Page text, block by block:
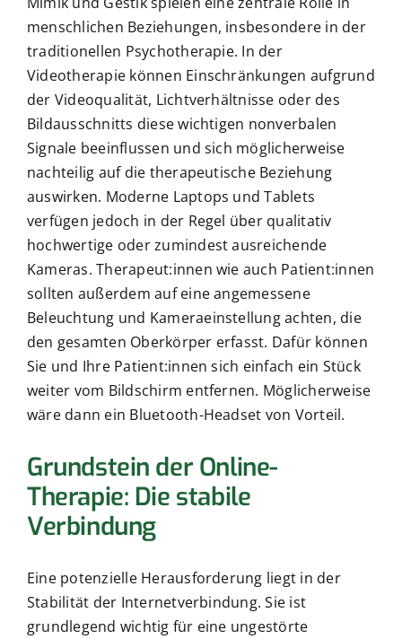
menschlichen Beziehungen, insbesondere in der
traditionellen Psychotherapie. In der
Videotherapie können Einschränkungen aufgrund
der Videoqualität, Lichtverhältnisse oder des
Bildausschnitts diese wichtigen nonverbalen
Signale beeinflussen und sich möglicherweise
nachteilig auf die therapeutische Beziehung
auswirken. Moderne Laptops und Tablets
verfügen jedoch in der Regel über qualitativ
hochwertige oder zumindest ausreichende
Kameras. Therapeut:innen wie auch Patient:innen
sollten außerdem auf eine angemessene
Beleuchtung und Kameraeinstellung achten, die
den gesamten Oberkörper erfasst. Dafür können
Sie und Ihre Patient:innen sich einfach ein Stück
weiter vom Bildschirm entfernen. Möglicherweise
wäre dann ein Bluetooth-Headset von Vorteil.
Grundstein der Online-
Therapie: Die stabile
Verbindung
Eine potenzielle Herausforderung liegt in der
Stabilität der Internetverbindung. Sie ist
grundlegend wichtig für eine ungestörte